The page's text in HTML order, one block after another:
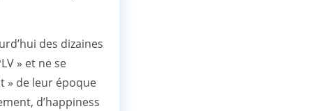
des dizaines
» et ne se
» de leur époque
d’happiness